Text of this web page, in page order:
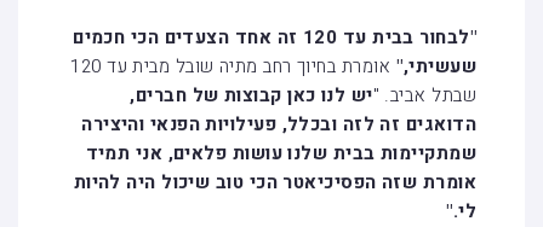
"לבחור בבית עד 120 זה אחד הצעדים הכי חכמים
שעשיתי,"
אומרת בחיוך רחב מתיה שובל מבית עד 120
שבתל אביב. "יש לנו כאן קבוצות של חברים,
הדואגים זה לזה ובכלל, פעילויות הפנאי והיצירה
שמתקיימות בבית שלנו עושות פלאים, אני תמיד
אומרת שזה הפסיכיאטר הכי טוב שיכול היה להיות
לי."